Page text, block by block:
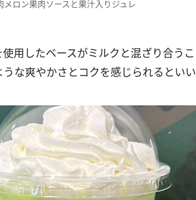
メロン果肉ソースと果汁入りジュレ
用したベースがミルクと混ざり合う
な爽やかさとコクを感じられるといい